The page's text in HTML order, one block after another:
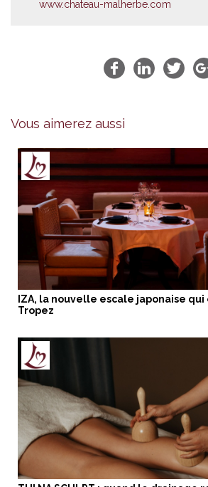
www.chateau-malherbe.com
Vous aimerez aussi
IZA, la nouvelle escale japonaise
Tropez